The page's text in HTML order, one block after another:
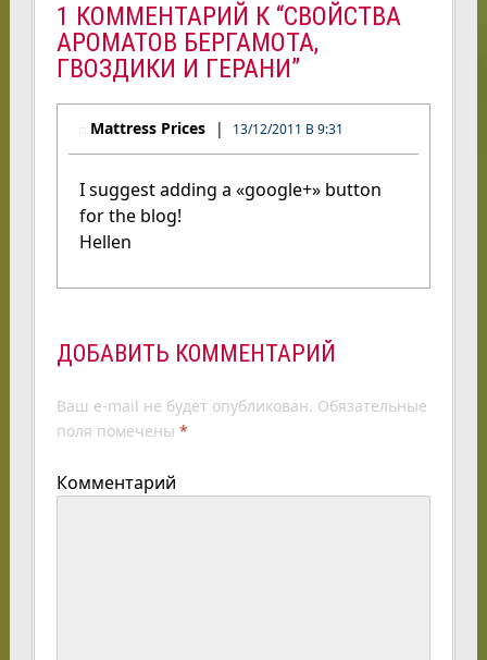
1 КОММЕНТАРИЙ К “СВОЙСТВА
АРОМАТОВ БЕРГАМОТА,
ГВОЗДИКИ И ГЕРАНИ”
Mattress Prices 13/12/2011 В 9:31
I suggest adding a «google+» button
for the blog!
Hellen
ДОБАВИТЬ КОММЕНТАРИЙ
Ваш e-mail не будет опубликован. Обязательные
поля помечены *
Комментарий